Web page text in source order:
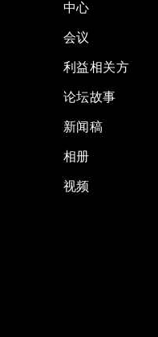
中心
会议
利益相关方
论坛故事
新闻稿
相册
视频